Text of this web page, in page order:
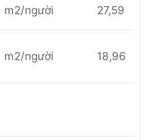
m2/người 27,59
m2/người 18,96